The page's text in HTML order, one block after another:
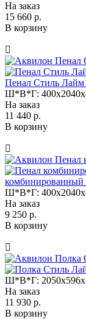
На заказ
15 660 р.
В корзину
Пенал Стиль Лайм
Ш*В*Г:
На заказ
11 440 р.
В корзину
Ш*В*Г:
На заказ
9 250 р.
В корзину
Ш*В*Г:
На заказ
11 930 р.
В корзину